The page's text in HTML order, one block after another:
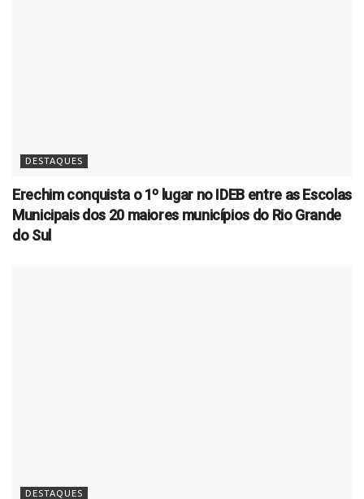
DESTAQUES
Erechim conquista o 1º lugar no IDEB entre as Escolas
Municipais dos 20 maiores municípios do Rio Grande
do Sul
DESTAQUES